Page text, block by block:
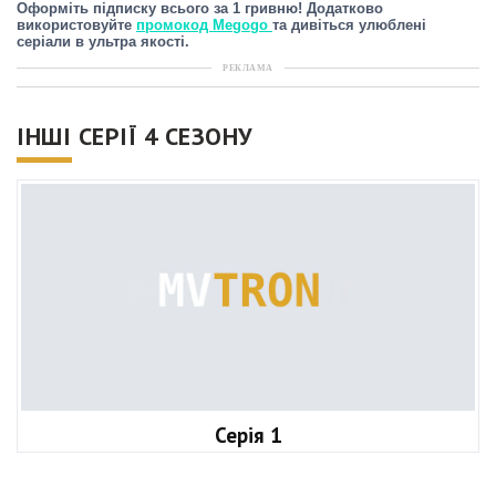
Оформіть підписку всього за 1 гривню! Додатково
використовуйте промокод Megogo та дивіться улюблені
серіали в ультра якості.
РЕКЛАМА
ІНШІ СЕРІЇ 4 СЕЗОНУ
Серія 1